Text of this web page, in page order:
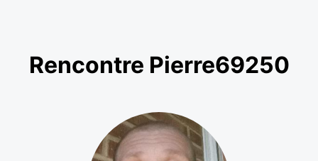
Rencontre Pierre69250